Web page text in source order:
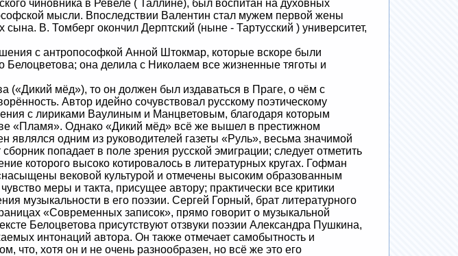
чиновника в Ревеле ( Таллине), был воспитан на духовных
мысли. Впоследствии Валентин стал мужем первой жены
В. Томберг окончил Дерптский (ныне - Тартусский ) университет,
с антропософкой Анной Штокмар, которые вскоре были
она делила с Николаем все жизненные тяготы и
(«Дикий мёд»), то он должен был издаваться в Праге, о чём с
Автор идейно сочувствовал русскому поэтическому
с лириками Ваулиным и Манцветовым, благодаря которым
«Пламя». Однако «Дикий мёд» всё же вышел в престижном
являлся одним из руководителей газеты «Руль», весьма значимой
попадает в поле зрения русской эмиграции; следует отметить
которого высоко котировалось в литературных кругах. Гофман
вековой культурой и отмечены высоким образованным
меры и такта, присущее автору; практически все критики
музыкальности в его поэзии. Сергей Горный, брат литературного
«Современных записок», прямо говорит о музыкальной
Белоцветова присутствуют отзвуки поэзии Александра Пушкина,
интонаций автора. Он также отмечает самобытность и
что, хотя он и не очень разнообразен, но всё же это его